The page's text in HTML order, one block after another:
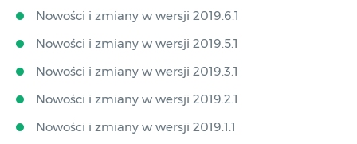
Nowości i zmiany w wersji 2019.6.1
Nowości i zmiany w wersji 2019.5.1
Nowości i zmiany w wersji 2019.3.1
Nowości i zmiany w wersji 2019.2.1
Nowości i zmiany w wersji 2019.1.1